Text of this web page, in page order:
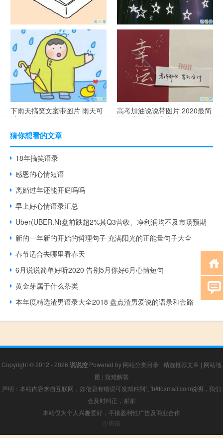
谐音梗土味情话大全带图片 油
腻搞笑的土味情话
很酷的霸气句子带图片 最新霸
气说说高冷范
下雨天搞笑文案带图片 雨天可
以发的幽默句子
高考加油说说带图片 2020最简
单励志的高考文案
猜你想看的文章
18年搞笑语录
感恩的心情短语
离婚过年还能开庭吗吗
早上好心情语录汇总
Uber(UBER.N)盘前跌超2%其Q3营收、净利润均不及市场预期
新的一年新的开始的哲理句子 充满阳光的正能量句子大全
春节适合去哪里看春天
6月说说简单好听2020 告别5月你好6月心情短句
黄金芽属于什么茶类
本年度精选渣男语录大全2018 盘点渣男爱说的语录和套路
Copyright © 2012 - 2026 说说控 Powered by 网站分类目录 | 精选推荐文章 | 网站地
图 | 疑难解答
声明：本站内容来自互联网，如信息有错误可发邮件到f_fb#foxmail.com说明，我们
会及时纠正，谢谢
本站仅为个人兴趣爱好，不接盈利性广告及商业合作
小男孩